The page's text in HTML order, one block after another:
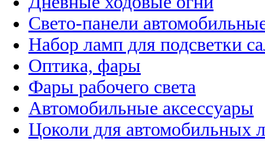
Свето-панели
Набор ламп для подсветки
Оптика, фары
Фары рабочего света
Автомобильные аксессуары
Цоколи для автомобильных